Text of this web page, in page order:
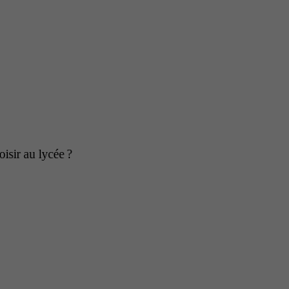
au lycée ?